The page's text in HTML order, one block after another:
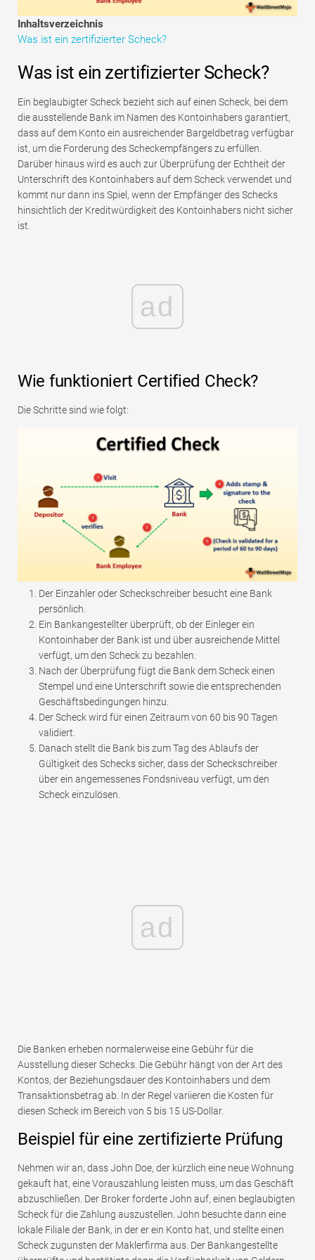
Vollständige Form
Risikomanagement-Tutorials
Inhaltsverzeichnis
Was ist ein zertifizierter Scheck?
Was ist ein zertifizierter Scheck?
Ein beglaubigter Scheck bezieht sich auf einen Scheck, bei dem
die ausstellende Bank im Namen des Kontoinhabers garantiert,
dass auf dem Konto ein ausreichender Bargeldbetrag verfügbar
ist, um die Forderung des Scheckempfängers zu erfüllen.
Darüber hinaus wird es auch zur Überprüfung der Echtheit der
Unterschrift des Kontoinhabers auf dem Scheck verwendet und
kommt nur dann ins Spiel, wenn der Empfänger des Schecks
hinsichtlich der Kreditwürdigkeit des Kontoinhabers nicht sicher
ist.
ad
Wie funktioniert Certified Check?
Die Schritte sind wie folgt:
Der Einzahler oder Scheckschreiber besucht eine Bank
persönlich.
Ein Bankangestellter überprüft, ob der Einleger ein
Kontoinhaber der Bank ist und über ausreichende Mittel
verfügt, um den Scheck zu bezahlen.
Nach der Überprüfung fügt die Bank dem Scheck einen
Stempel und eine Unterschrift sowie die entsprechenden
Geschäftsbedingungen hinzu.
Der Scheck wird für einen Zeitraum von 60 bis 90 Tagen
validiert.
Danach stellt die Bank bis zum Tag des Ablaufs der
Gültigkeit des Schecks sicher, dass der Scheckschreiber
über ein angemessenes Fondsniveau verfügt, um den
Scheck einzulösen.
ad
Die Banken erheben normalerweise eine Gebühr für die
Ausstellung dieser Schecks. Die Gebühr hängt von der Art des
Kontos, der Beziehungsdauer des Kontoinhabers und dem
Transaktionsbetrag ab. In der Regel variieren die Kosten für
diesen Scheck im Bereich von 5 bis 15 US-Dollar.
Beispiel für eine zertifizierte Prüfung
Nehmen wir an, dass John Doe, der kürzlich eine neue Wohnung
gekauft hat, eine Vorauszahlung leisten muss, um das Geschäft
abzuschließen. Der Broker forderte John auf, einen beglaubigten
Scheck für die Zahlung auszustellen. John besuchte dann eine
lokale Filiale der Bank, in der er ein Konto hat, und stellte einen
Scheck zugunsten der Maklerfirma aus. Der Bankangestellte